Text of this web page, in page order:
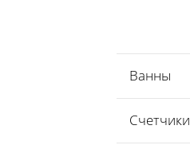
Ванны
Счетчики